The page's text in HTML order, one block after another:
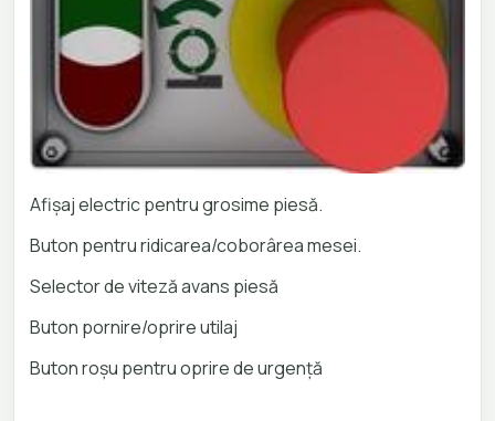
Afișaj electric pentru grosime piesă.
Buton pentru ridicarea/coborârea mesei.
Selector de viteză avans piesă
Buton pornire/oprire utilaj
Buton roșu pentru oprire de urgență